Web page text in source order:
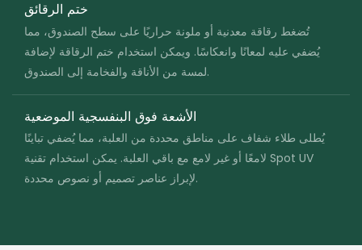
ختم الرقائق
تُضغط رقاقة معدنية أو ملونة حراريًا على سطح الصندوق، مما
يُضفي عليه لمعانًا وانعكاسًا. ويمكن استخدام ختم الرقاقة لإضافة
لمسة من الأناقة والفخامة إلى الصندوق.
الأشعة فوق البنفسجية الموضعية
يُطلى طلاء شفاف على مناطق محددة من العلبة، مما يُضفي تباينًا
لامعًا أو غير لامع مع باقي العلبة. يمكن استخدام تقنية Spot UV
لإبراز عناصر تصميم أو نصوص محددة.